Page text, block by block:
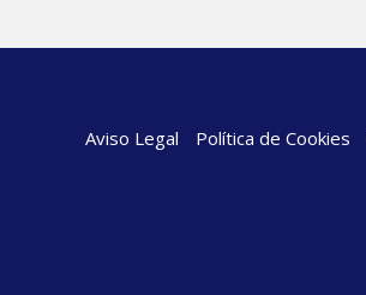
Aviso Legal Política de Cookies